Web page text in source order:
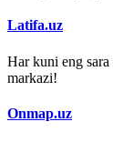
Latifa.uz
Har kuni eng
markazi!
Onmap.uz